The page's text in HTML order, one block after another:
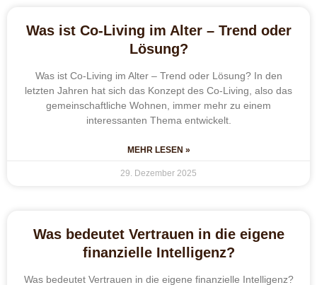
Was ist Co-Living im Alter – Trend oder
Lösung?
Was ist Co-Living im Alter – Trend oder Lösung? In den
letzten Jahren hat sich das Konzept des Co-Living, also das
gemeinschaftliche Wohnen, immer mehr zu einem
interessanten Thema entwickelt.
MEHR LESEN »
29. Dezember 2025
Was bedeutet Vertrauen in die eigene
finanzielle Intelligenz?
Was bedeutet Vertrauen in die eigene finanzielle Intelligenz?